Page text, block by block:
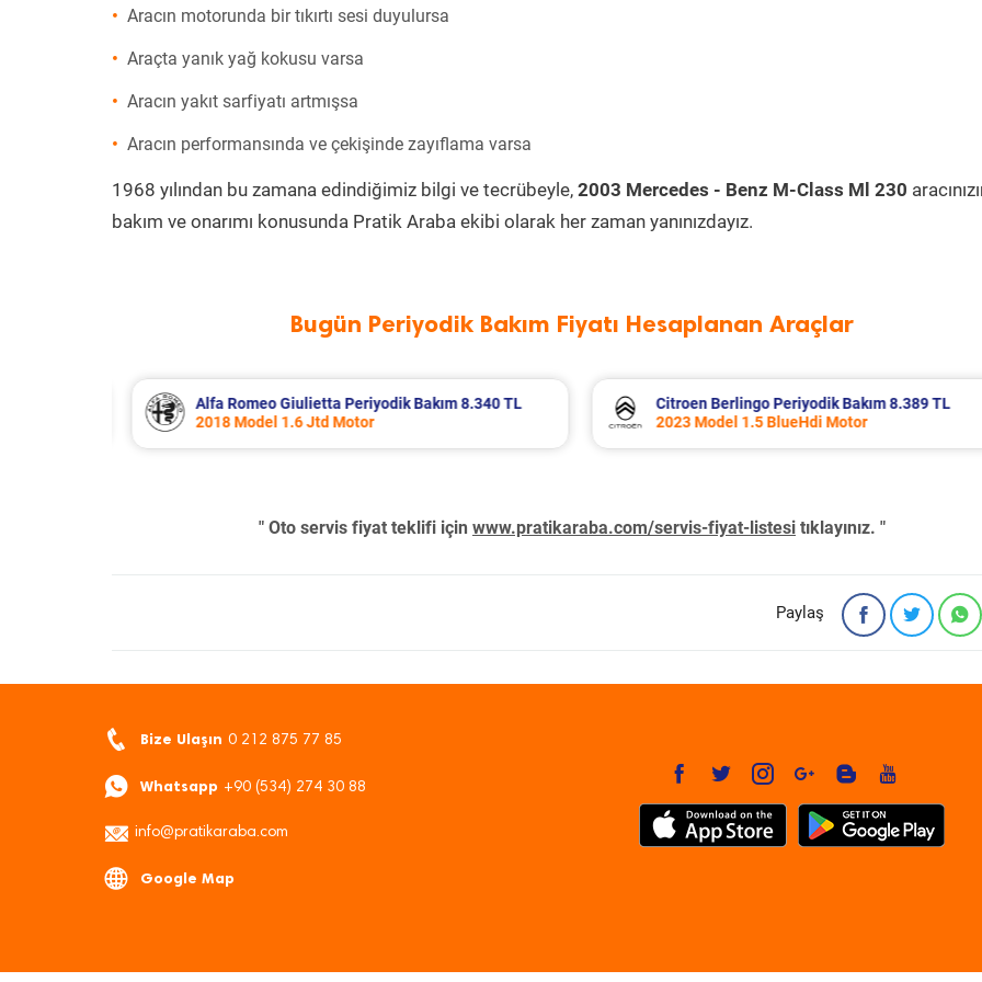
Aracın motorunda bir tıkırtı sesi duyulursa
Araçta yanık yağ kokusu varsa
Aracın yakıt sarfiyatı artmışsa
Aracın performansında ve çekişinde zayıflama varsa
1968 yılından bu zamana edindiğimiz bilgi ve tecrübeyle, 2003 Mercedes - Benz M-Class Ml 230
bakım ve onarımı konusunda Pratik Araba ekibi olarak her zaman yanınızdayız.
Bugün Periyodik Bakım Fiyatı Hesaplanan Araçlar
Citroen Berlingo Periyodik Bakım 8.389 TL
2023 Model 1.5 BlueHdi Motor
Fiat Egea Cross Periyodik Bakım 8.683 TL
2023 Model 1.6 Multijet Motor
" Oto servis fiyat teklifi için www.pratikaraba.com/servis-fiyat-listesi tıklayınız. "
Paylaş
Bize Ulaşın 0 212 875 77 85
Whatsapp +90 (534) 274 30 88
info@pratikaraba.com
Google Map